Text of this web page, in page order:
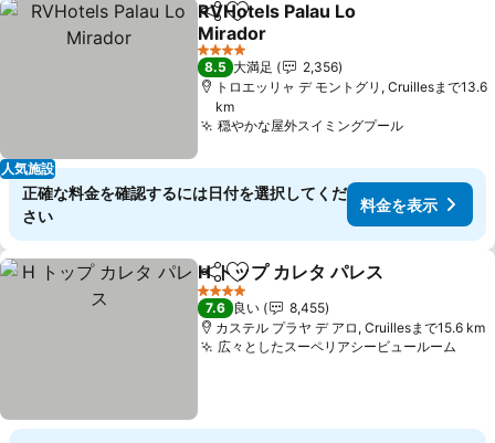
人気施設
シェアお気に入りに追加
RVHotels Palau Lo
Mirador
料金を表示
4 ホテルのランク
8.5 大満足
2,356
トロエッリャ デ モントグリ, Cruillesまで13.6
km
穏やかな屋外スイミングプール料金を表示
正確な料金を確認するには日付を選択してくだ
さい
料金を表示
シェアお気に入りに追加
H トップ カレタ パレス
4 ホテルのランク
7.6 良い
8,455
カステル プラヤ デ アロ, Cruillesまで15.6 km
広々としたスーペリアシービュールーム